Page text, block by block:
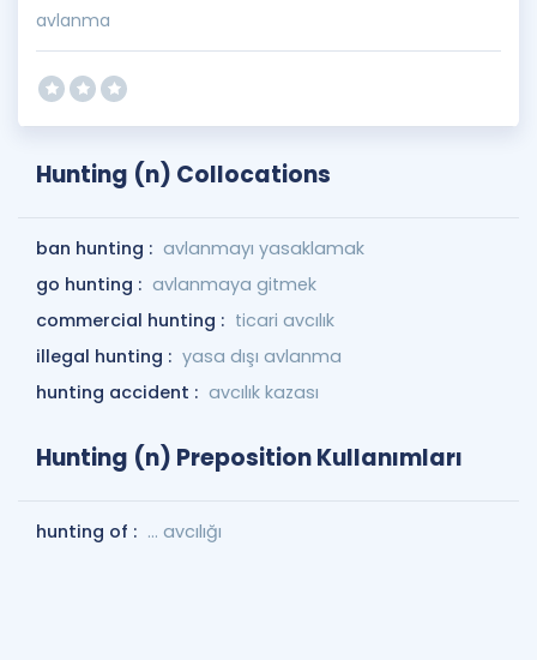
avlanma
Hunting (n) Collocations
ban hunting : avlanmayı yasaklamak
go hunting : avlanmaya gitmek
commercial hunting : ticari avcılık
illegal hunting : yasa dışı avlanma
hunting accident : avcılık kazası
Hunting (n) Preposition Kullanımları
hunting of : ... avcılığı